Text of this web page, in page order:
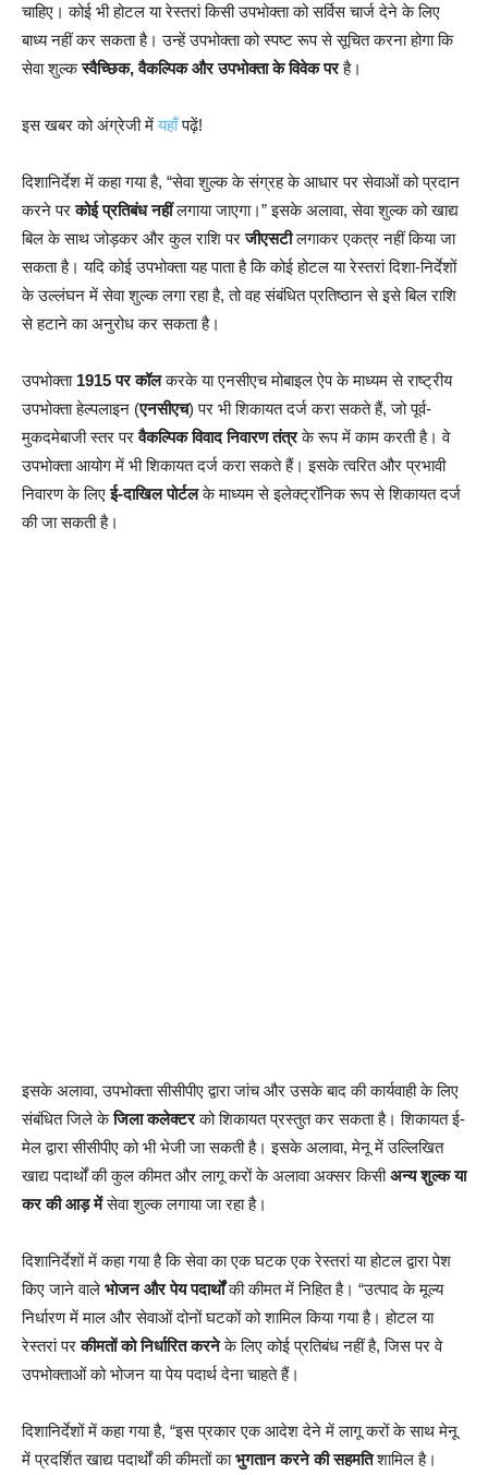
चाहिए। कोई भी होटल या रेस्तरां किसी उपभोक्ता को सर्विस चार्ज देने के लिए
बाध्य नहीं कर सकता है। उन्हें उपभोक्ता को स्पष्ट रूप से सूचित करना होगा कि
सेवा शुल्कस्वैच्छिक, वैकल्पिक और उपभोक्ता के विवेक परहै।
इस खबर को अंग्रेजी मेंयहाँपढ़ें!
दिशानिर्देश में कहा गया है, “सेवा शुल्क के संग्रह के आधार पर सेवाओं को प्रदान
करने परकोई प्रतिबंध नहींलगाया जाएगा।” इसके अलावा, सेवा शुल्क को खाद्य
बिल के साथ जोड़कर और कुल राशि परजीएसटीलगाकर एकत्र नहीं किया जा
सकता है। यदि कोई उपभोक्ता यह पाता है कि कोई होटल या रेस्तरां दिशा-निर्देशों
के उल्लंघन में सेवा शुल्क लगा रहा है, तो वह संबंधित प्रतिष्ठान से इसे बिल राशि
से हटाने का अनुरोध कर सकता है।
उपभोक्ता 1915 पर कॉलकरके या एनसीएच मोबाइल ऐप के माध्यम से राष्ट्रीय
उपभोक्ता हेल्पलाइन (एनसीएच) पर भी शिकायत दर्ज करा सकते हैं, जो पूर्व-
मुकदमेबाजी स्तर परवैकल्पिक विवाद निवारण तंत्रके रूप में काम करती है। वे
उपभोक्ता आयोग में भी शिकायत दर्ज करा सकते हैं। इसके त्वरित और प्रभावी
निवारण के लिएई-दाखिल पोर्टलके माध्यम से इलेक्ट्रॉनिक रूप से शिकायत दर्ज
की जा सकती है।
इसके अलावा, उपभोक्ता सीसीपीए द्वारा जांच और उसके बाद की कार्यवाही के लिए
संबंधित जिले केजिला कलेक्टरको शिकायत प्रस्तुत कर सकता है। शिकायत ई-
मेल द्वारा सीसीपीए को भी भेजी जा सकती है। इसके अलावा, मेनू में उल्लिखित
खाद्य पदार्थों की कुल कीमत और लागू करों के अलावा अक्सर किसीअन्य शुल्क या
कर की आड़ मेंसेवा शुल्क लगाया जा रहा है।
दिशानिर्देशों में कहा गया है कि सेवा का एक घटक एक रेस्तरां या होटल द्वारा पेश
किए जाने वाले भोजन और पेय पदार्थोंकी कीमत में निहित है। “उत्पाद के मूल्य
निर्धारण में माल और सेवाओं दोनों घटकों को शामिल किया गया है। होटल या
रेस्तरां परकीमतों को निर्धारित करनेके लिए कोई प्रतिबंध नहीं है, जिस पर वे
उपभोक्ताओं को भोजन या पेय पदार्थ देना चाहते हैं।
दिशानिर्देशों में कहा गया है, “इस प्रकार एक आदेश देने में लागू करों के साथ मेनू
में प्रदर्शित खाद्य पदार्थों की कीमतों काभुगतान करने की सहमतिशामिल है।